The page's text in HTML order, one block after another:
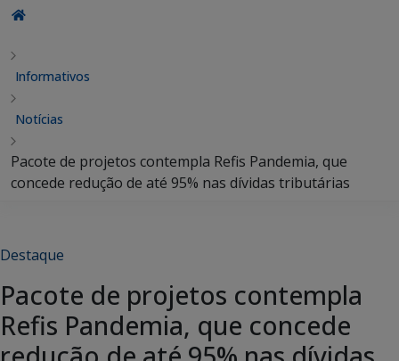
Informativos
Notícias
Pacote de projetos contempla Refis Pandemia, que
concede redução de até 95% nas dívidas tributárias
Destaque
Pacote de projetos contempla
Refis Pandemia, que concede